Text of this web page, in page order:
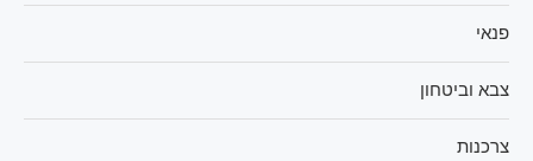
פנאי
צבא וביטחון
צרכנות